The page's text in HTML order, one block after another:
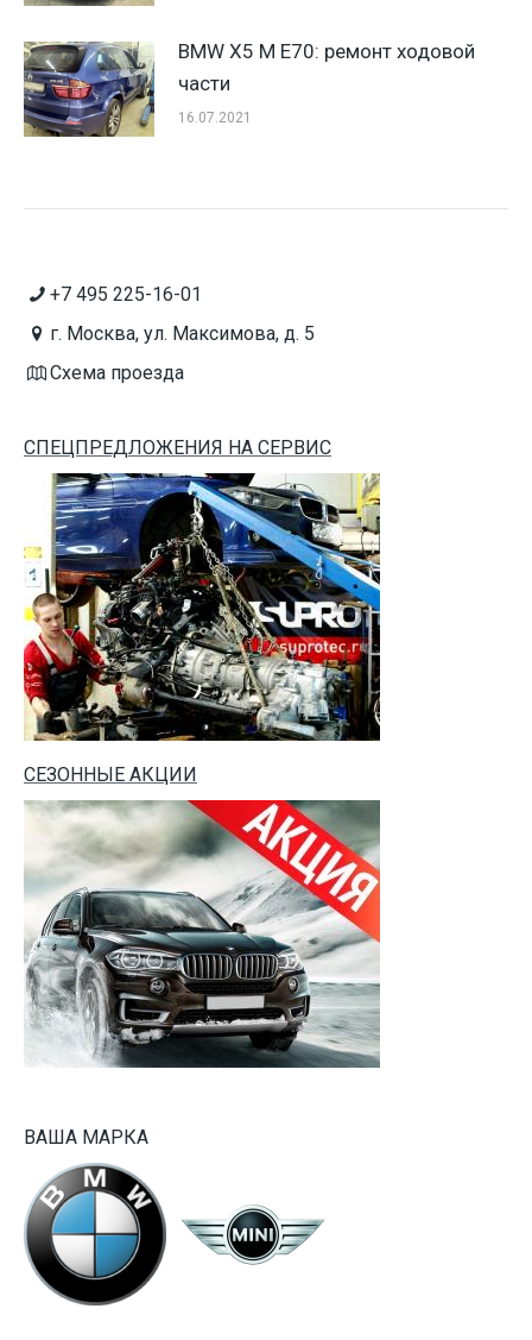
BMW X5 M E70: ремонт ходовой
части
16.07.2021
+7 495 225-16-01
г. Москва, ул. Максимова, д. 5
Схема проезда
СПЕЦПРЕДЛОЖЕНИЯ НА СЕРВИС
СЕЗОННЫЕ АКЦИИ
ВАША МАРКА